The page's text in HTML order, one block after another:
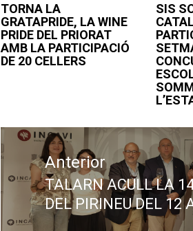
TORNA LA
GRATAPRIDE, LA WINE
PRIDE DEL PRIORAT
AMB LA PARTICIPACIÓ
DE 20 CELLERS
SIS
Navegació
d'entrades
Anterior
Previous
post:
TALARN ACULL LA
DEL PIRINEU DEL 12